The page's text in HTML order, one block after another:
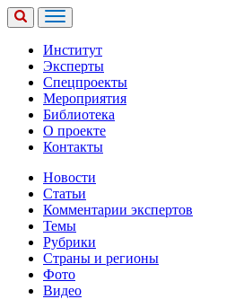
Институт
Эксперты
Спецпроекты
Мероприятия
Библиотека
О проекте
Контакты
Новости
Статьи
Комментарии экспертов
Темы
Рубрики
Страны и регионы
Фото
Видео